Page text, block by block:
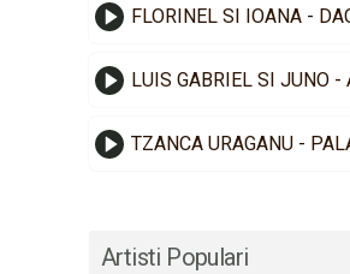
FLORINEL SI IOANA -
LUIS GABRIEL SI JUNO -
TZANCA URAGANU -
Artisti Populari